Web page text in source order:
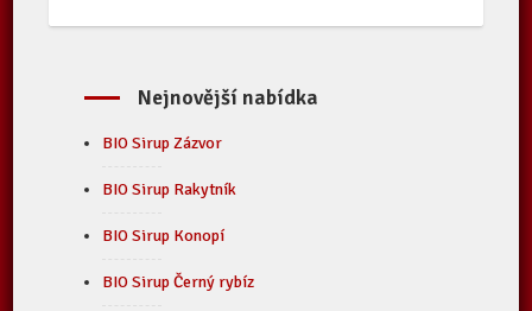
Nejnovější nabídka
BIO Sirup Zázvor
BIO Sirup Rakytník
BIO Sirup Konopí
BIO Sirup Černý rybíz